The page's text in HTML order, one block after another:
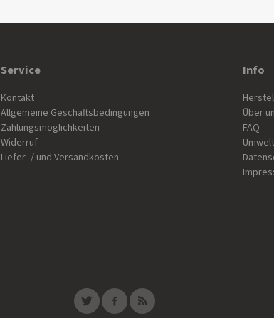
Service
Kontakt
Allgemeine Geschäftsbedingungen
Zahlungsmöglichkeiten
Widerruf
Liefer- / und Versandkosten
Info
Über
FAQ